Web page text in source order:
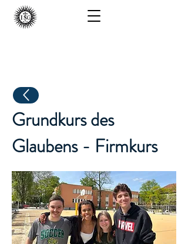
Grundkurs des
Glaubens - Firmkurs